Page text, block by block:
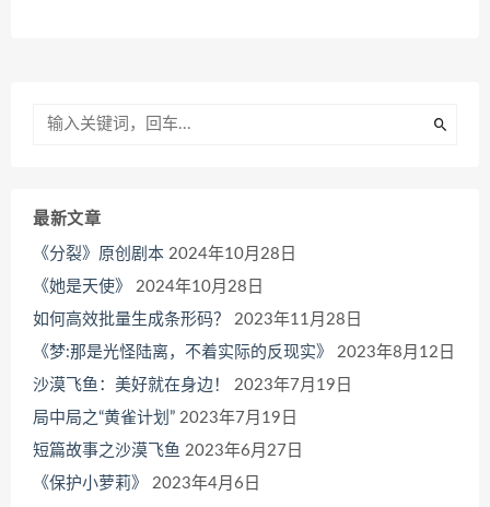
最新文章
《分裂》原创剧本 2024年10月28日
《她是天使》
2024年10月28日
如何高效批量生成条形码？
2023年11月28日
《梦:那是光怪陆离，不着实际的反现实》
2023年8月12日
沙漠飞鱼：美好就在身边！
2023年7月19日
局中局之“黄雀计划” 2023年7月19日
短篇故事之沙漠飞鱼 2023年6月27日
《保护小萝莉》
2023年4月6日